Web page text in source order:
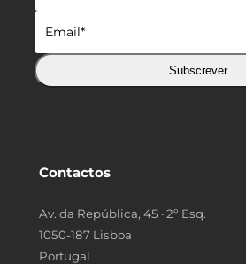
Subscrever
Contactos
Av. da República, 45 · 2º Esq.
1050-187 Lisboa
Portugal